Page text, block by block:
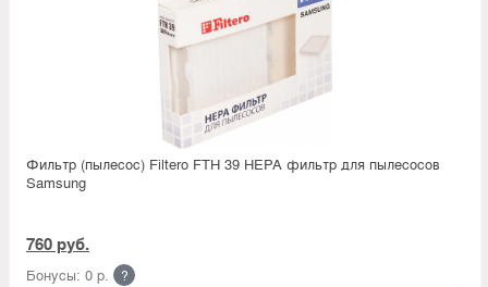
Фильтр (пылесос) Filtero FTH 39 HEPA фильтр для пылесосов
Samsung
760 руб.
Бонусы: 0 р. ?